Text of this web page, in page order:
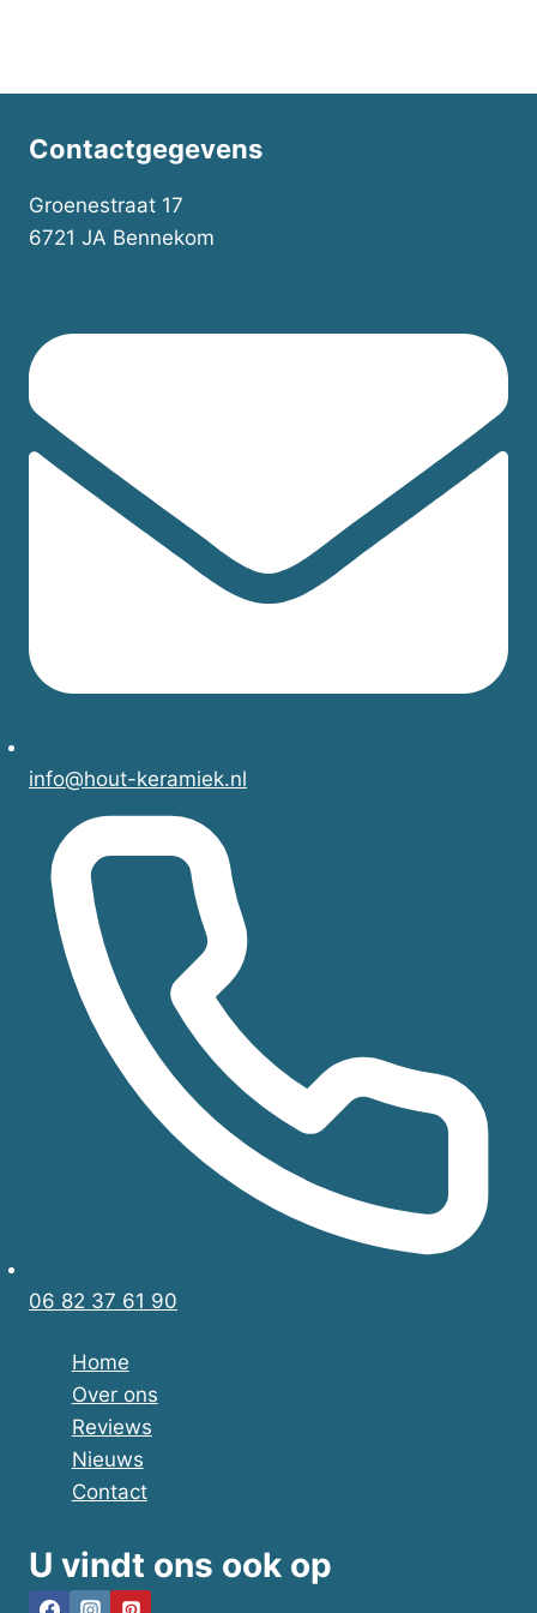
Contactgegevens
Groenestraat 17
6721 JA Bennekom
info@hout-keramiek.nl
06 82 37 61 90
Home
Over ons
Reviews
Nieuws
Contact
U vindt ons ook op